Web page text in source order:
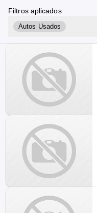
Filtros aplicados
Autos Usados